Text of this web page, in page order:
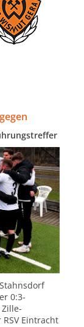
0:3-
Eintracht